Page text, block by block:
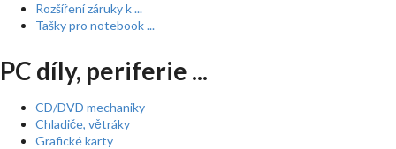
Rozšíření záruky k ...
Tašky pro notebook ...
PC díly, periferie ...
CD/DVD mechaniky
Chladiče, větráky
Grafické karty